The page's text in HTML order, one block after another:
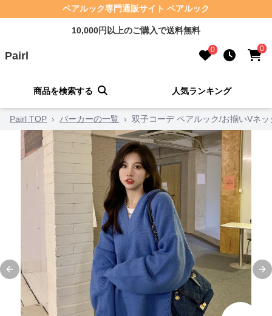
ペアルック専門通販サイト ペアルック
10,000円以上のご購入で送料無料
Pairl 0 0
商品を検索する 人気ランキング
Pairl TOP › パーカーの一覧 › 双子コーデ ペアルック/お揃いVネッ
Previous slide